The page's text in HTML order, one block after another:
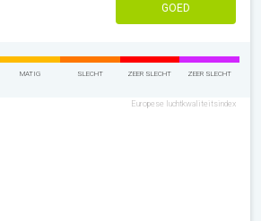
GOED
MATIG SLECHT ZEER SLECHT ZEER SLECHT
Europese luchtkwaliteitsindex